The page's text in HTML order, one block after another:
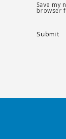
Save my
browser